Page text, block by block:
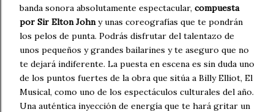
banda sonora absolutamente espectacular, compuesta
por Sir Elton Johny unas coreografías que te pondrán
los pelos de punta. Podrás disfrutar del talentazo de
unos pequeños y grandes bailarines y te aseguro que no
te dejará indiferente. La puesta en escena es sin duda uno
de los puntos fuertes de la obra que sitúa a Billy Elliot, El
Musical, como uno de los espectáculos culturales del año.
Una auténtica inyección de energía que te hará gritar un